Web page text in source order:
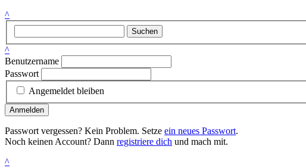
^
Suchen
^
Benutzername
Passwort
Angemeldet bleiben
Anmelden
Passwort vergessen? Kein Problem. Setze ein neues Passwort.
Noch keinen Account? Dann registriere dich und mach mit.
^